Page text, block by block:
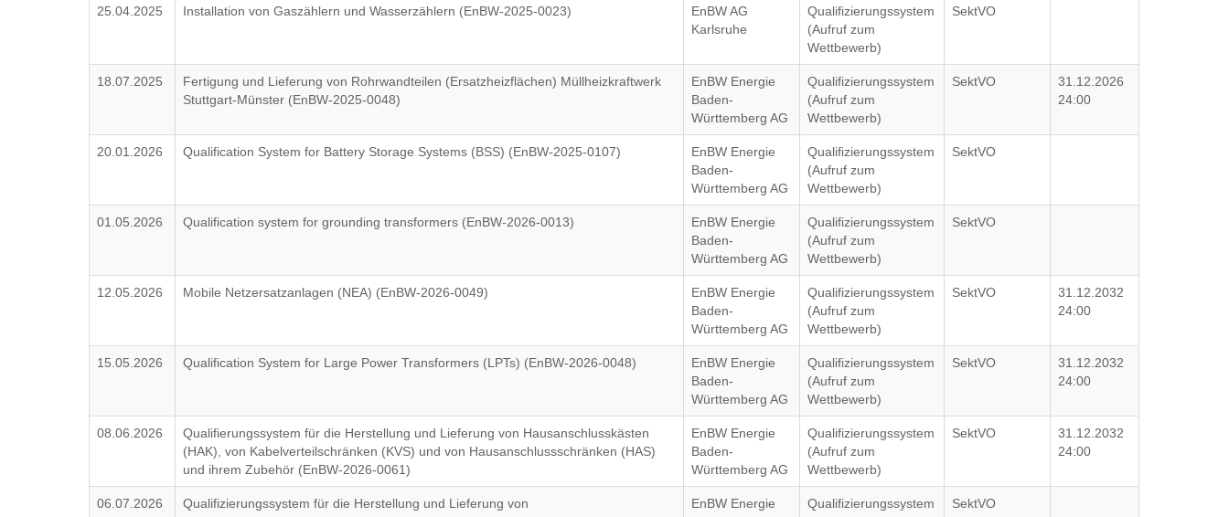
25.04.2025 Installation von Gaszählern und Wasserzählern (EnBW-2025-0023)
EnBW AG
Karlsruhe
Qualifizierungssystem
(Aufruf zum
Wettbewerb)
SektVO
18.07.2025
Fertigung und Lieferung von Rohrwandteilen (Ersatzheizflächen) Müllheizkraftwerk
Stuttgart-Münster (EnBW-2025-0048)
EnBW Energie
Baden-
Württemberg AG
Qualifizierungssystem
(Aufruf zum
Wettbewerb)
SektVO
31.12.2026
24:00
20.01.2026 Qualification System for Battery Storage Systems (BSS) (EnBW-2025-0107)
EnBW Energie
Baden-
Württemberg AG
Qualifizierungssystem
(Aufruf zum
Wettbewerb)
SektVO
01.05.2026 Qualification system for grounding transformers (EnBW-2026-0013)
EnBW Energie
Baden-
Württemberg AG
Qualifizierungssystem
(Aufruf zum
Wettbewerb)
SektVO
12.05.2026 Mobile Netzersatzanlagen (NEA) (EnBW-2026-0049)
EnBW Energie
Baden-
Württemberg AG
Qualifizierungssystem
(Aufruf zum
Wettbewerb)
SektVO
31.12.2032
24:00
15.05.2026 Qualification System for Large Power Transformers (LPTs) (EnBW-2026-0048)
EnBW Energie
Baden-
Württemberg AG
Qualifizierungssystem
(Aufruf zum
Wettbewerb)
SektVO
31.12.2032
24:00
08.06.2026
Qualifierungssystem für die Herstellung und Lieferung von Hausanschlusskästen
(HAK), von Kabelverteilschränken (KVS) und von Hausanschlussschränken (HAS)
und ihrem Zubehör (EnBW-2026-0061)
EnBW Energie
Baden-
Württemberg AG
Qualifizierungssystem
(Aufruf zum
Wettbewerb)
SektVO
31.12.2032
24:00
06.07.2026
Qualifizierungssystem für die Herstellung und Lieferung von
EnBW Energie
Qualifizierungssystem
SektVO